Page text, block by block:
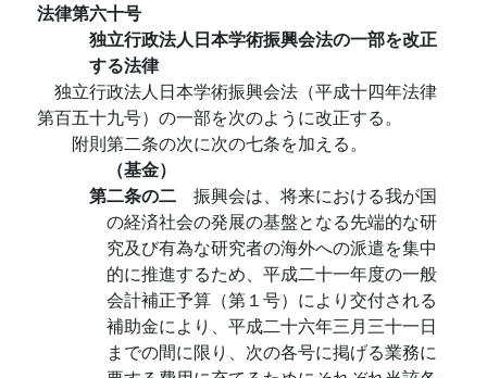
法律第六十号
独立行政法人日本学術振興会法の一部を改正
する法律
独立行政法人日本学術振興会法（平成十四年法律
第百五十九号）の一部を次のように改正する。
附則第二条の次に次の七条を加える。
（基金）
第二条の二 振興会は、将来における我が国
の経済社会の発展の基盤となる先端的な研
究及び有為な研究者の海外への派遣を集中
的に推進するため、平成二十一年度の一般
会計補正予算（第１号）により交付される
補助金により、平成二十六年三月三十一日
までの間に限り、次の各号に掲げる業務に